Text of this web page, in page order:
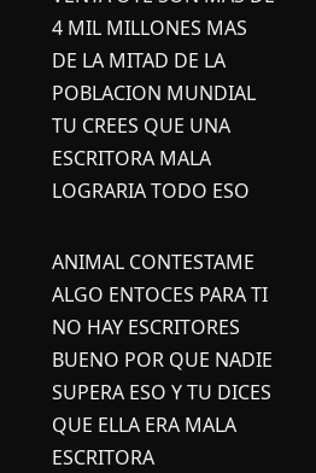
4 MIL MILLONES MAS
DE LA MITAD DE LA
POBLACION MUNDIAL
TU CREES QUE UNA
ESCRITORA MALA
LOGRARIA TODO ESO
ANIMAL CONTESTAME
ALGO ENTOCES PARA TI
NO HAY ESCRITORES
BUENO POR QUE NADIE
SUPERA ESO Y TU DICES
QUE ELLA ERA MALA
ESCRITORA